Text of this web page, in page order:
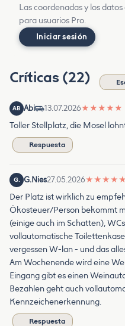
Las coordenadas y los
para usuarios Pro.
Iniciar sesión
Críticas (22)
AB Abi 13.07.2026★ ★ ★ ★ ★
Toller Stellplatz, die Mosel
Respuesta
G. G.Nies27.05.2026★ ★ ★ ★ ★
Der Platz ist wirklich zu
Ökosteuer/Person bekommt
(einige auch im Schatten),
vollautomatische
vergessen W-lan - und das
Am Wochenende wird eine
Eingang gibt es einen
Bezahlen geht auch
Kennzeichenerkennung.
Respuesta